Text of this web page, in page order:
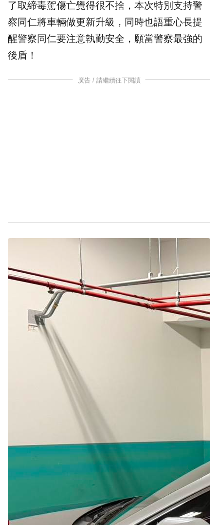
了取締毒駕傷亡覺得很不捨，本次特別支持警
察同仁將車輛做更新升級，同時也語重心長提
醒警察同仁要注意執勤安全，願當警察最強的
後盾！
廣告 / 請繼續往下閱讀